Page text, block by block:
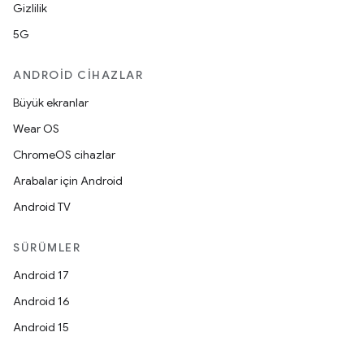
Gizlilik
5G
ANDROID CIHAZLAR
Büyük ekranlar
Wear OS
ChromeOS cihazlar
Arabalar için Android
Android TV
SÜRÜMLER
Android 17
Android 16
Android 15